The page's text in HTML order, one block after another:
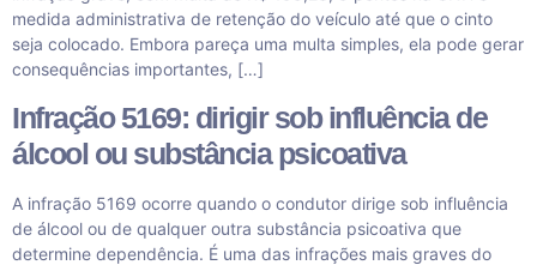
medida administrativa de retenção do veículo até que o cinto
seja colocado. Embora pareça uma multa simples, ela pode gerar
consequências importantes, […]
Infração 5169: dirigir sob influência de
álcool ou substância psicoativa
A infração 5169 ocorre quando o condutor dirige sob influência
de álcool ou de qualquer outra substância psicoativa que
determine dependência. É uma das infrações mais graves do